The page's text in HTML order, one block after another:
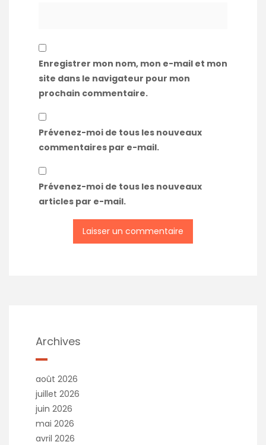
Enregistrer mon nom, mon e-mail et mon
site dans le navigateur pour mon
prochain commentaire.
Prévenez-moi de tous les nouveaux
commentaires par e-mail.
Prévenez-moi de tous les nouveaux
articles par e-mail.
Archives
août 2026
juillet 2026
juin 2026
mai 2026
avril 2026